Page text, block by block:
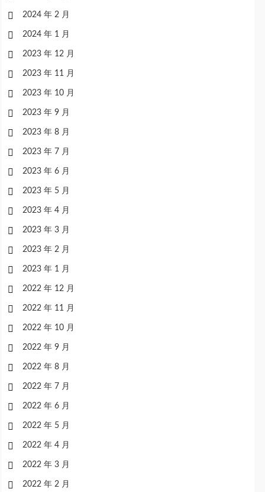
2024 年 2 月
2024 年 1 月
2023 年 12 月
2023 年 11 月
2023 年 10 月
2023 年 9 月
2023 年 8 月
2023 年 7 月
2023 年 6 月
2023 年 5 月
2023 年 4 月
2023 年 3 月
2023 年 2 月
2023 年 1 月
2022 年 12 月
2022 年 11 月
2022 年 10 月
2022 年 9 月
2022 年 8 月
2022 年 7 月
2022 年 6 月
2022 年 5 月
2022 年 4 月
2022 年 3 月
2022 年 2 月